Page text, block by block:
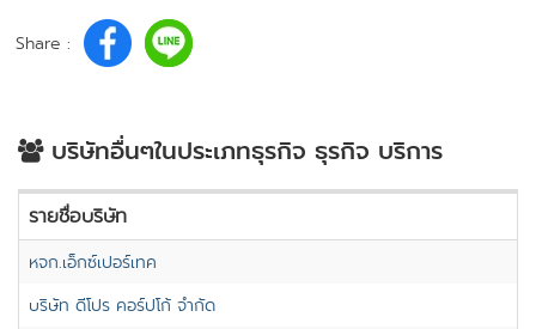
Share :
บริษัทอื่นๆในประเภทธุรกิจ ธุรกิจ บริการ
รายชื่อบริษัท
หจก.เอ็กซ์เปอร์เทค
บริษัท ดีโปร คอร์ปโก้ จำกัด